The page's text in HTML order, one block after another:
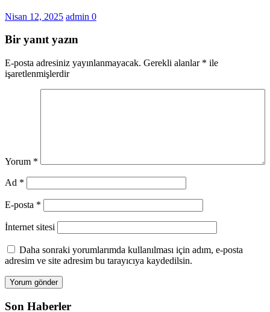
Nisan 12, 2025 admin 0
Bir yanıt yazın
E-posta adresiniz yayınlanmayacak. Gerekli alanlar * ile
işaretlenmişlerdir
Yorum *
Ad *
E-posta *
İnternet sitesi
Daha sonraki yorumlarımda kullanılması için adım, e-posta
adresim ve site adresim bu tarayıcıya kaydedilsin.
Son Haberler